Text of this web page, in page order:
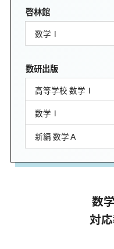
啓林館
数学Ⅰ
数研出版
高等学校 数学Ⅰ
数学Ⅰ
新編 数学Ａ
数
対